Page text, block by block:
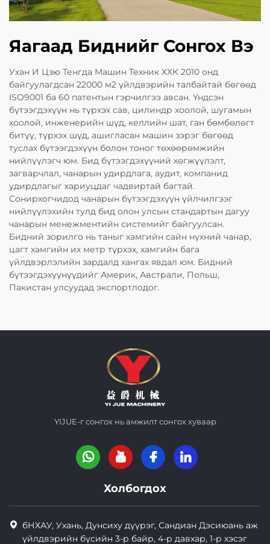
Яагаад Биднийг Сонгох Вэ
Ухан И Цзю Тенгда Машин Техник ХХК 2010 онд
байгуулагдсан 22000 м2 үйлдвэрийн талбайтай бөгөөд
ISO9001 ба 60 патентын гэрчилгээ авсан. Үндсэн
бүтээгдэхүүн нь түрхэх сав, цилиндр хоолой, шугамын
хоолой, инженерийн шүд, келлийн шат, ган бөмбөлөгт
битүү, түрхэх шүд, ашигласан машин зэрэг бөгөөд
туслах бүтээгдэхүүн болон тоног төхөөрөмжийн
нийлүүлэгч юм. Бид бүтээгдэхүүний хөгжүүлэлт,
загварчлал, чанарын удирдлага, аудит, компанид
удирдлагыг хариуцдаг чадвиртай багтай.
Сонирхогчидод чанарын бүтээгдэхүүн үйлчилгээг
нийлүүлэхийн тулд бид олон улсын стандартын дагуу
чанарын менежментийн системийг байгуулсан.
Бидний зорилго нь таныг хамгийн сайн нүхний чанар,
цагт хамгийн их метр түрхэх, хамгийн бага
үйлдвэрлэлийн зардалд хангах явдал юм. Бидний
бүтээгдэхүүнүүдийг Америк, Австрали, Польш,
Пакистан улсуудад экспортлодог.
YIJUE-г сонгох нь амжилт сонгох хуваар
Холбогдох
бНХАУ, Ухань, Дунсиху дүүрэг, Сандиан Дэсиюань аж
үйлдвэрийн бүсийн 3-р байр, 4-р давхар, 1-р хэсэг